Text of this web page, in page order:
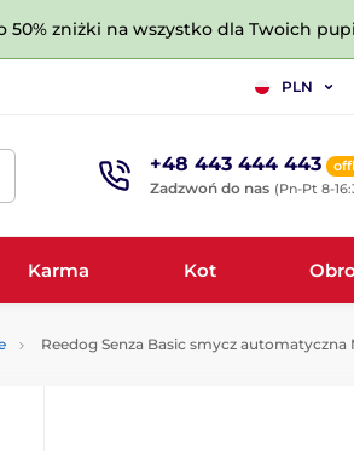
zniżki na wszystko dla Twoich
PLN
+48 443 444 443
Zadzwoń do nas (Pn-Pt 8-
Karma Kot
Reedog Senza Basic smycz